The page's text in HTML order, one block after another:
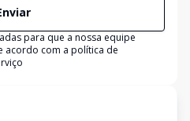
para que a nossa equipe
acordo com a política de